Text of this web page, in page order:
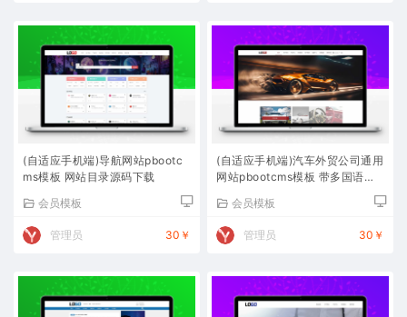
(自适应手机端)导航网站pbootc
ms模板 网站目录源码下载
会员模板
管理员 30￥
(自适应手机端)汽车外贸公司通用
网站pbootcms模板 带多国语言
会员模板
管理员 30￥